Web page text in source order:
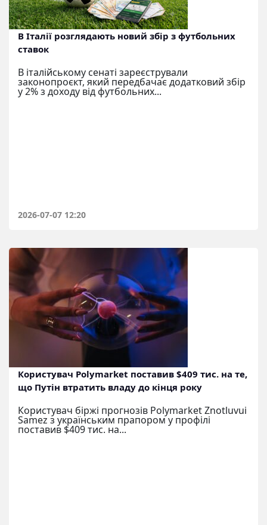
В Італії розглядають новий збір з футбольних
ставок
В італійському сенаті зареєстрували
законопроєкт, який передбачає додатковий збір
у 2% з доходу від футбольних...
2026-07-07 12:20
Користувач Polymarket поставив $409 тис. на те,
що Путін втратить владу до кінця року
Користувач біржі прогнозів Polymarket Znotluvui
Samez з українським прапором у профілі
поставив $409 тис. на...